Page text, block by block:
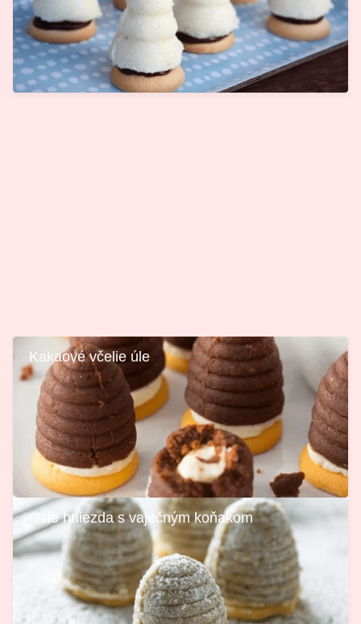
Kakaové včelie úle
Osie hniezda s vaječným koňakom